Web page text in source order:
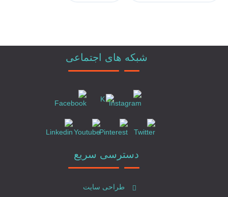
شبکه های اجتماعی
دسترسی سریع
طراحی سایت